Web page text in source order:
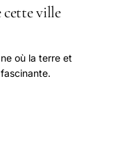
cette ville
où la terre et